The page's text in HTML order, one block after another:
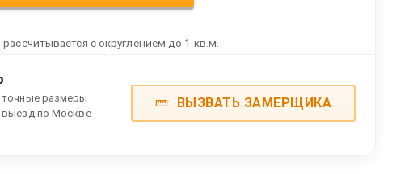
с округлением до 1 кв.м.
точные размеры
выезд по Москве
ВЫЗВАТЬ ЗАМЕРЩИКА